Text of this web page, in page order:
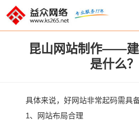
昆山网站制作——
是什么？
具体来说，好网站非常起码需具备
1、网站布局合理